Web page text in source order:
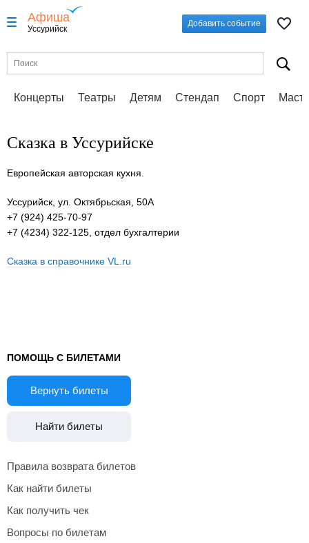
Афиша
Уссурийск
Добавить событие
Концерты Театры Детям Стендап Спорт
Сказка в Уссурийске
Европейская авторская кухня.
Уссурийск, ул. Октябрьская, 50А
+7 (924) 425-70-97
+7 (4234) 322-125, отдел бухгалтерии
Сказка в справочнике VL.ru
ПОМОЩЬ С БИЛЕТАМИ
Вернуть билеты
Найти билеты
Правила возврата билетов
Как найти билеты
Как получить чек
Вопросы по билетам